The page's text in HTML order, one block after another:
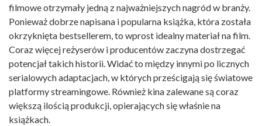
filmowe otrzymały jedną z najważniejszych nagród w branży.
Ponieważ dobrze napisana i popularna książka, która została
okrzyknięta bestsellerem, to wprost idealny materiał na film.
Coraz więcej reżyserów i producentów zaczyna dostrzegać
potencjał takich historii. Widać to między innymi po licznych
serialowych adaptacjach, w których prześcigają się światowe
platformy streamingowe. Również kina zalewane są coraz
większą ilością produkcji, opierających się właśnie na
książkach.